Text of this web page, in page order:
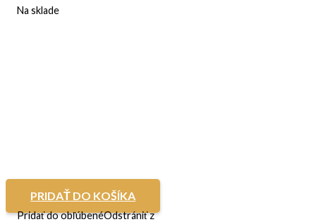
Na sklade
PRIDAŤ DO KOŠÍKA
Pridať do obľúbenéOdstrániť z